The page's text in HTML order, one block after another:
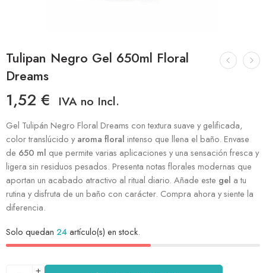
Tulipan Negro Gel 650ml Floral
Dreams
1,52 € IVA no Incl.
Gel Tulipán Negro Floral Dreams con textura suave y gelificada,
color translúcido y aroma floral intenso que llena el baño. Envase
de 650 ml que permite varias aplicaciones y una sensación fresca y
ligera sin residuos pesados. Presenta notas florales modernas que
aportan un acabado atractivo al ritual diario. Añade este gel a tu
rutina y disfruta de un baño con carácter. Compra ahora y siente la
diferencia.
Solo quedan 24artículo(s) en stock.